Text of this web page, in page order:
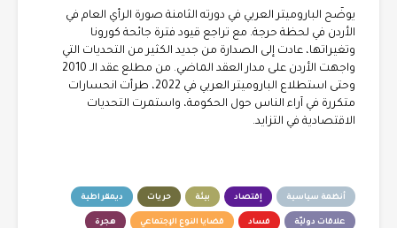
يوضّح الباروميتر العربي في دورته الثامنة صورة الرأي العام في
الأردن في لحظة حرجة. مع تراجع قيود فترة جائحة كورونا
وتغيراتها، عادت إلى الصدارة من جديد الكثير من التحديات التي
واجهت الأردن على مدار العقد الماضي. من مطلع عقد الـ 2010
وحتى استطلاع الباروميتر العربي في 2022، طرأت انحسارات
متكررة في آراء الناس حول الحكومة، واستمرت التحديات
الاقتصادية في التزايد.
أنظمة سياسية إقتصاد بيئة حريات ديمقراطية
علاقات دوليّة فساد قضايا النوع الإجتماعي هجرة